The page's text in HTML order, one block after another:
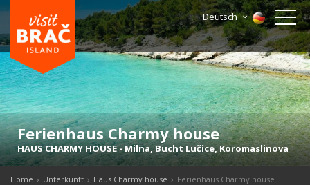
Deutsch
Ferienhaus Charmy house
HAUS CHARMY HOUSE-Milna,Bucht Lučice, Koromaslinova
Home Unterkunft Haus Charmy house Ferienhaus Charmy house